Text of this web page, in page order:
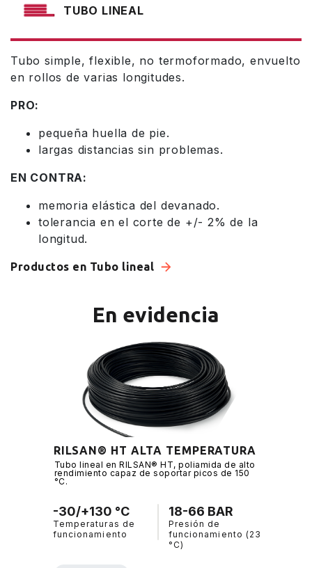
TUBO LINEAL
Tubo simple, flexible, no termoformado, envuelto
en rollos de varias longitudes.
PRO:
pequeña huella de pie.
largas distancias sin problemas.
EN CONTRA:
memoria elástica del devanado.
tolerancia en el corte de +/- 2% de la
longitud.
Productos en Tubo lineal
En evidencia
RILSAN® HT ALTA TEMPERATURA
Tubo lineal en RILSAN® HT, poliamida de alto
rendimiento capaz de soportar picos de 150
°C.
-30/+130 °C
Temperaturas de
funcionamiento
18-66 BAR
Presión de
funcionamiento (23
°C)